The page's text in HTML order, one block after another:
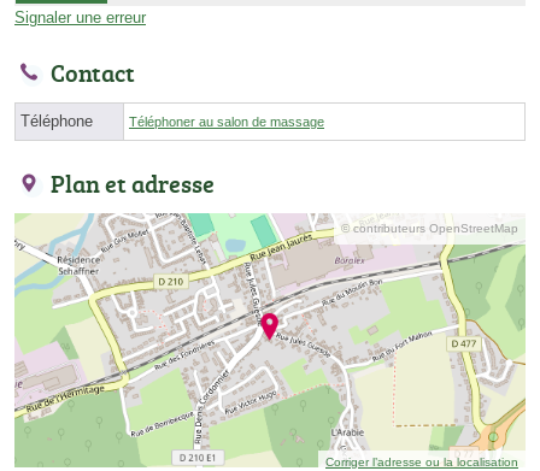
Signaler une erreur
Contact
Téléphone Téléphoner au salon de massage
Plan et adresse
© contributeurs OpenStreetMap
Corriger l’adresse ou la localisation